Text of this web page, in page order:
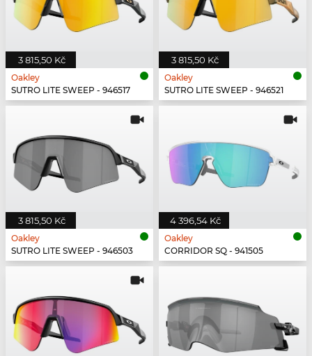
3 815,50 Kč
Oakley
SUTRO LITE SWEEP - 946517
3 815,50 Kč
Oakley
SUTRO LITE SWEEP - 946521
3 815,50 Kč
Oakley
SUTRO LITE SWEEP - 946503
4 396,54 Kč
Oakley
CORRIDOR SQ - 941505